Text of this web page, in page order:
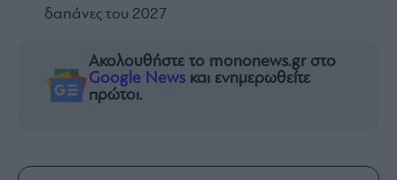
δαπάνες του 2027
Ακολουθήστε το mononews.gr στο
Google News και ενημερωθείτε
πρώτοι.